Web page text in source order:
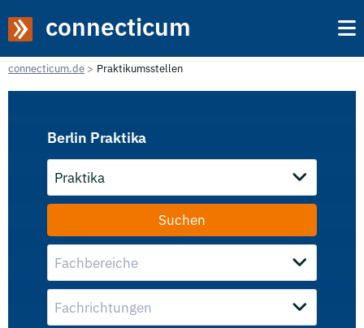
connecticum
connecticum.de Praktikumsstellen
Berlin Praktika
Praktika
Fachbereiche
Fachrichtungen